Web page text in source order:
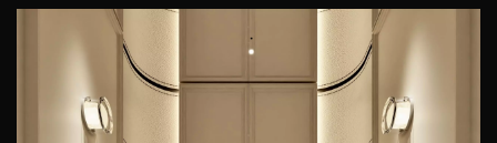
перемещение, а путешествие к самому себе. Вы чувствуете не
давление дизайна, а умиротворение от того, что пространство
вас понимает и бережно принимает.